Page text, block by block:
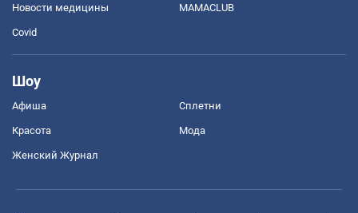
Новости медицины MAMACLUB
Covid
Шоу
Афиша Сплетни
Красота Мода
Женский Журнал